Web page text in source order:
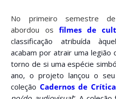
No primeiro semestre
abordou os filmes de
classificação atribuída
acabam por atrair uma legião
torno de si uma espécie
ano, o projeto lançou o
coleçãoCadernos de Crítica